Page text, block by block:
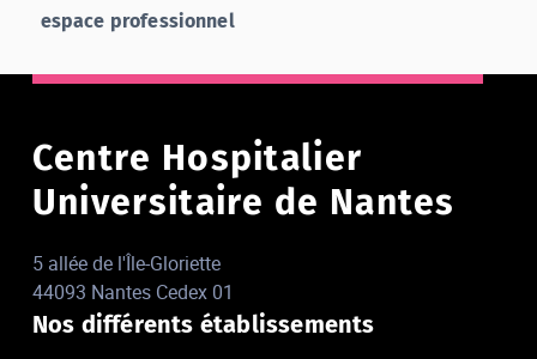
espace professionnel
Centre Hospitalier
Universitaire de Nantes
5 allée de l'Île-Gloriette
44093 Nantes Cedex 01
Nos différents établissements